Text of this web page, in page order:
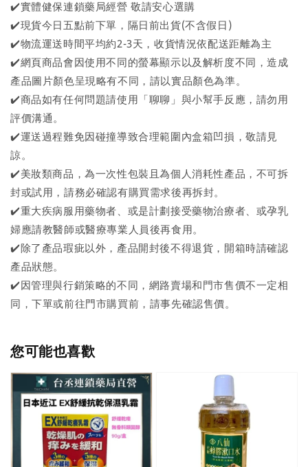
✔️實體健保連鎖藥局經營 敬請安心選購
✔️現貨今日五點前下單，隔日前出貨(不含假日)
✔️物流運送時間平均約2-3天，收貨情況依配送距離為主
✔️網頁商品會因使用不同的螢幕顯示以及解析度不同，造成
產品圖片顏色呈現略有不同，請以實品顏色為準。
✔️商品如有任何問題請使用「聊聊」與小幫手反應，請勿用
評價溝通。
✔️運送過程難免因碰撞導致合理範圍內盒箱凹損，敬請見
諒。
✔️美妝類商品，為一次性包裝且為個人消耗性產品，不可拆
封或試用，請務必確認有購買需求後再拆封。
✔️重大疾病服用藥物者、或是計劃接受藥物治療者、或孕乳
婦應請教醫師或醫療專業人員後再食用。
✔️除了產品瑕疵以外，產品開封後不得退貨，開箱時請確認
產品狀態。
✔️因管理與行銷策略的不同，網路賣場和門市售價不一定相
同，下單或前往門市購買前，請事先確認售價。
您可能也喜歡